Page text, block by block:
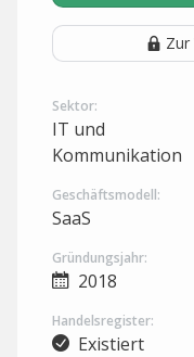
Zur
Sektor:
IT und
Kommunikation
Geschäftsmodell:
SaaS
Gründungsjahr:
2018
Handelsregister:
Existiert